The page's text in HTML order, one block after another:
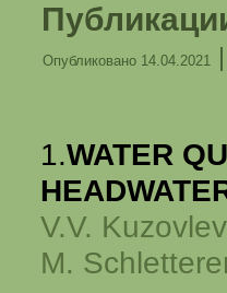
Опубликовано 14.04.2021 |
1.WATER
V.V.
M.